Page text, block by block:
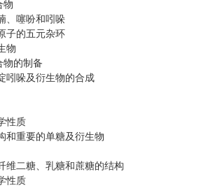
噻吩和吲哚
的五元杂环
物
的制备
哚及衍生物的合成
性质
重要的单糖及衍生物
二糖、乳糖和蔗糖的结构
性质